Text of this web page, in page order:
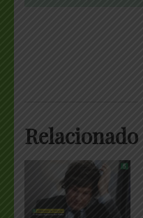
Relacionado